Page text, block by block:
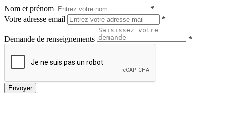
Nom et prénom
*
Votre adresse email
*
Demande de renseignements *
Envoyer